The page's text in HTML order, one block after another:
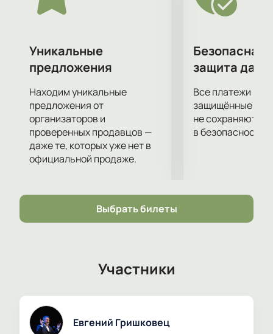
Уникальные
предложения
Находим уникальные
предложения от
организаторов и
проверенных продавцов —
даже те, которых уже нет в
официальной продаже.
Безопасная
защита
Все платежи
защищённые
не сохраняются
в безопасности.
Выбрать билеты
Участники
Евгений Гришковец